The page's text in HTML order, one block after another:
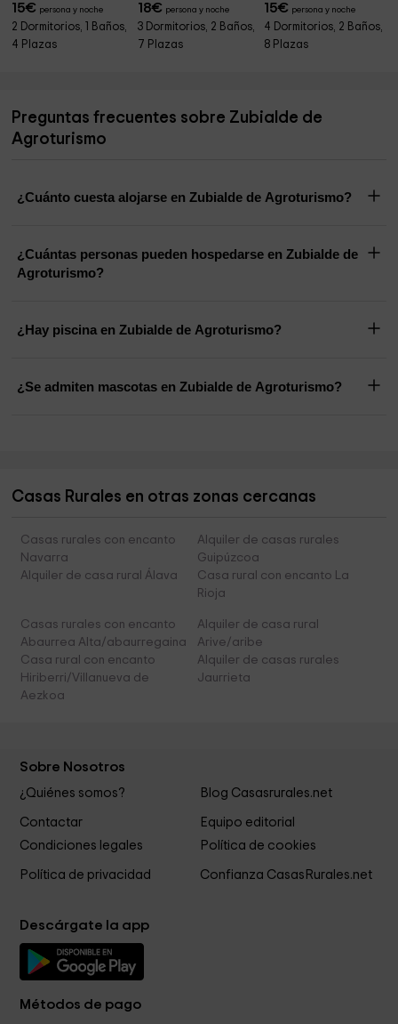
15€ persona y noche
2 Dormitorios, 1 Baños,
4 Plazas
18€ persona y noche
3 Dormitorios, 2 Baños,
7 Plazas
15€ persona y noche
4 Dormitorios, 2 Baños,
8 Plazas
Preguntas frecuentes sobre Zubialde de
Agroturismo
¿Cuánto cuesta alojarse en Zubialde de Agroturismo?
¿Cuántas personas pueden hospedarse en Zubialde de
Agroturismo?
¿Hay piscina en Zubialde de Agroturismo?
¿Se admiten mascotas en Zubialde de Agroturismo?
Casas Rurales en otras zonas cercanas
Casas rurales con encanto
Navarra
Alquiler de casas rurales
Guipúzcoa
Alquiler de casa rural Álava
Casa rural con encanto La
Rioja
Casas rurales con encanto
Abaurrea Alta/abaurregaina
Alquiler de casa rural
Arive/aribe
Casa rural con encanto
Hiriberri/Villanueva de
Aezkoa
Alquiler de casas rurales
Jaurrieta
Sobre Nosotros
¿Quiénes somos? Blog Casasrurales.net
Contactar
Equipo editorial
Condiciones legales
Política de cookies
Política de privacidad Confianza CasasRurales.net
Descárgate la app
Métodos de pago